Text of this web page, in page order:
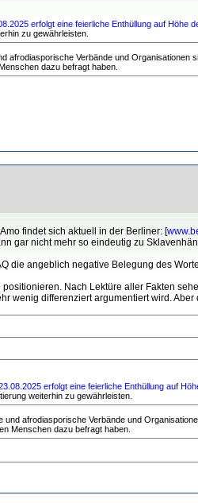
erfolgt eine feierliche Enthüllung auf Höhe
zu gewährleisten.
Verbände und
dazu befragt haben.
findet sich aktuell in der Berliner: [
gar nicht mehr so eindeutig zu
die angeblich negative Belegung des
Nach Lektüre aller Fakten
wenig differenziert argumentiert wird. Aber
erfolgt eine feierliche Enthüllung auf
weiterhin zu gewährleisten.
afrodiasporische Verbände und
Menschen dazu befragt haben.